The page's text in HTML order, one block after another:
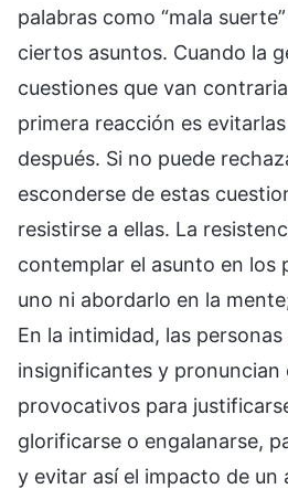
palabras como “mala
ciertos asuntos. Cuando la
cuestiones que van
primera reacción es
después. Si no puede
esconderse de estas
resistirse a ellas. La
contemplar el asunto en los
uno ni abordarlo en la
En la intimidad, las
insignificantes y pronuncian
provocativos para
glorificarse o engalanarse,
y evitar así el impacto de un